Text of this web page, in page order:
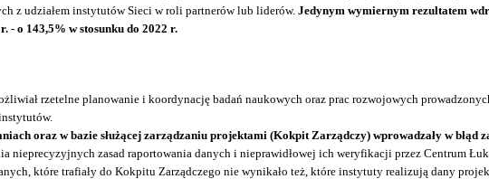
z udziałem instytutów Sieci w roli partnerów lub liderów. Jedynym wymiernym rezultatem
- o 143,5% w stosunku do 2022 r.
rzetelne planowanie i koordynację badań naukowych oraz prac rozwojowych
oraz w bazie służącej zarządzaniu projektami (Kokpit Zarządczy) wprowadzały w
nieprecyzyjnych zasad raportowania danych i nieprawidłowej ich weryfikacji przez Centrum
które trafiały do Kokpitu Zarządczego nie wynikało też, które instytuty realizują dany